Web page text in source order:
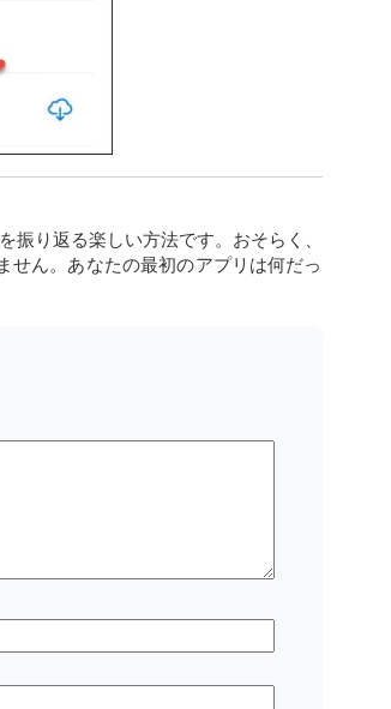
振り返る楽しい方法です。おそらく、
せん。あなたの最初のアプリは何だっ